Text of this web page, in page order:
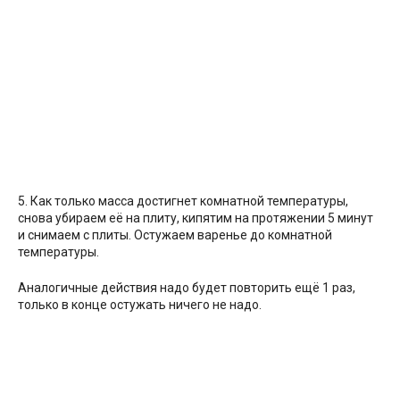
5. Как только масса достигнет комнатной температуры,
снова убираем её на плиту, кипятим на протяжении 5 минут
и снимаем с плиты. Остужаем варенье до комнатной
температуры.
Аналогичные действия надо будет повторить ещё 1 раз,
только в конце остужать ничего не надо.